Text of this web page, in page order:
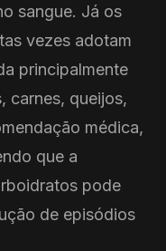
sangue. Já os
vezes adotam
principalmente
carnes, queijos,
médica,
que a
pode
de episódios